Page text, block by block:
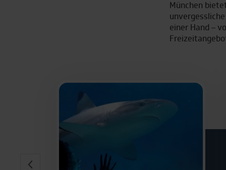
Dresden
Duisburg
| Top-
München
einer Hand –